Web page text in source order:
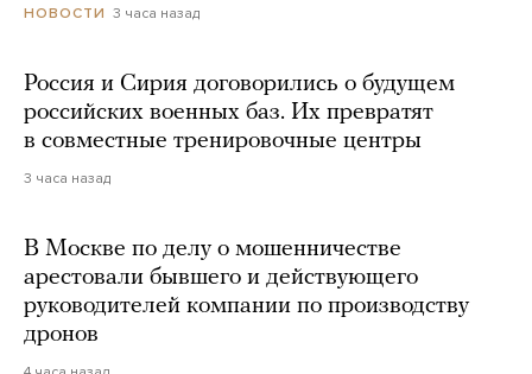
НОВОСТИ 3 часа назад
Россия и Сирия договорились о будущем
российских военных баз. Их превратят
в совместные тренировочные центры
3 часа назад
В Москве по делу о мошенничестве
арестовали бывшего и действующего
руководителей компании по производству
дронов